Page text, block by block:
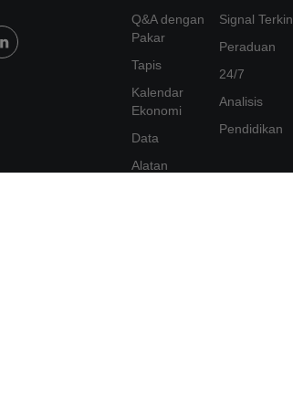
Q&A dengan
Pakar
Tapis
Kalendar
Ekonomi
Data
Alatan
Signal
Peraduan
24/7
Analisis
Pendidikan